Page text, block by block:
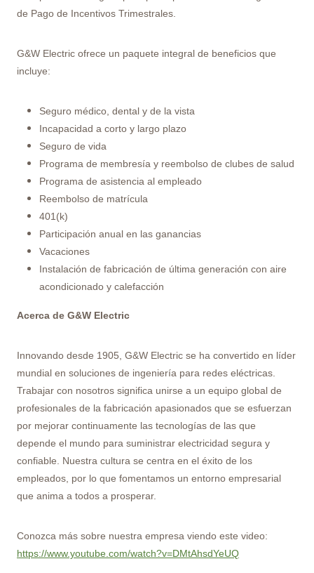
de Pago de Incentivos Trimestrales.
G&W Electric ofrece un paquete integral de beneficios que
incluye:
Seguro médico, dental y de la vista
Incapacidad a corto y largo plazo
Seguro de vida
Programa de membresía y reembolso de clubes de salud
Programa de asistencia al empleado
Reembolso de matrícula
401(k)
Participación anual en las ganancias
Vacaciones
Instalación de fabricación de última generación con aire
acondicionado y calefacción
Acerca de G&W Electric
Innovando desde 1905, G&W Electric se ha convertido en líder
mundial en soluciones de ingeniería para redes eléctricas.
Trabajar con nosotros significa unirse a un equipo global de
profesionales de la fabricación apasionados que se esfuerzan
por mejorar continuamente las tecnologías de las que
depende el mundo para suministrar electricidad segura y
confiable. Nuestra cultura se centra en el éxito de los
empleados, por lo que fomentamos un entorno empresarial
que anima a todos a prosperar.
Conozca más sobre nuestra empresa viendo este video:
https://www.youtube.com/watch?v=DMtAhsdYeUQ